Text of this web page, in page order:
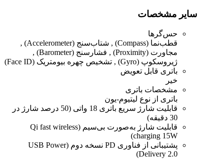
سایر مشخصات
حس‌گرها
قطب‌نما (Compass) , شتاب‌سنج (Accelerometer) ,
مجاورت (Proximity) , فشارسنج (Barometer) ,
ژیروسکوپ (Gyro) , تشخیص چهره بیومتریک (Face ID)
باتری قابل تعویض
خیر
مشخصات باتری
باتری از نوع لیتیوم-یون
قابلیت شارژ سریع باتری 18 واتی (50 درصد شارژ در
30 دقیقه)
قابلیت شارژ به‌صورت بی‌سیم (Qi fast wireless
charging 15W)
پشتیبانی از فناوری PD نسخه دوم (USB Power
Delivery 2.0)